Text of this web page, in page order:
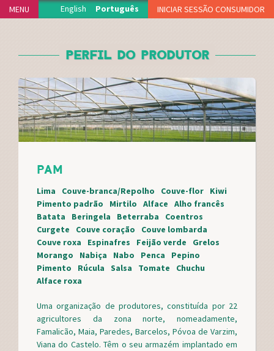
Jump to navigation
MENU INICIAR SESSÃO CONSUMIDOR
PROJECTO
DELEGAÇÕES
FUNCIONAMENTO
ADERIR
VIDEOTECA
APOIOS
FAQS
MERCH
CONTACTO
English Português
PERFIL DO PRODUTOR
PAM
Lima Couve-branca/Repolho Couve-flor
Kiwi
Pimento padrão
Mirtilo Alface
Alho francês
Batata
Beringela Beterraba
Coentros
Curgete
Couve coração
Couve lombarda
Couve roxa
Espinafres Feijão verde
Grelos
Morango
Nabiça Nabo Penca
Pepino
Pimento
Rúcula Salsa Tomate
Chuchu
Alface roxa
Uma organização de produtores, constituída por 22
agricultores da zona norte, nomeadamente,
Famalicão, Maia, Paredes, Barcelos, Póvoa de Varzim,
Viana do Castelo. Têm o seu armazém implantado em